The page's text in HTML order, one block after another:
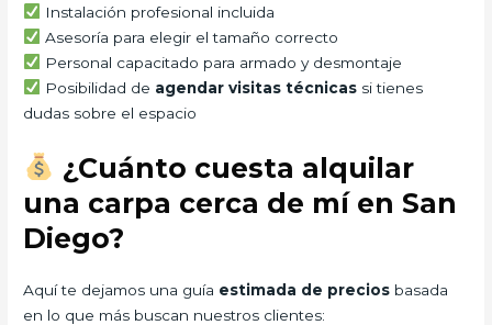
Instalación profesional incluida
Asesoría para elegir el tamaño correcto
Personal capacitado para armado y desmontaje
Posibilidad de agendar visitas técnicassi tienes
dudas sobre el espacio
¿Cuánto cuesta alquilar
una carpa cerca de mí en San
Diego?
Aquí te dejamos una guía estimada de precios basada
en lo que más buscan nuestros clientes: